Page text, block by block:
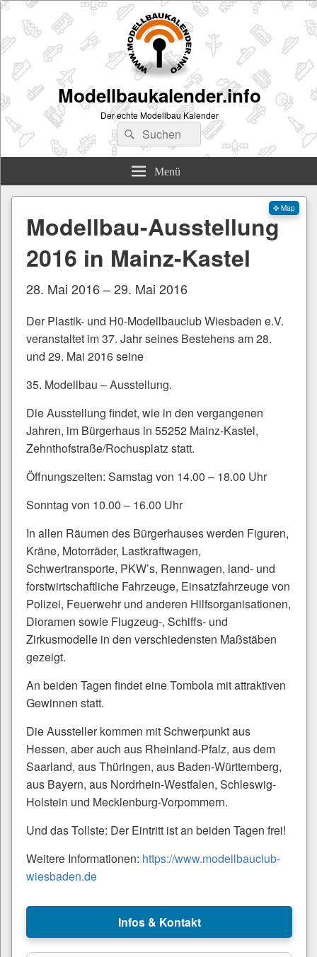
Modellbaukalender.info
Der echte Modellbau Kalender
Suchen
nach:
Suchen
Menü
✜ Map
Modellbau-Ausstellung
2016 in Mainz-Kastel
28. Mai 2016 – 29. Mai 2016
Der Plastik- und H0-Modellbauclub Wiesbaden e.V.
veranstaltet im 37. Jahr seines Bestehens am 28.
und 29. Mai 2016 seine
35. Modellbau – Ausstellung.
Die Ausstellung findet, wie in den vergangenen
Jahren, im Bürgerhaus in 55252 Mainz-Kastel,
Zehnthofstraße/Rochusplatz statt.
Öffnungszeiten: Samstag von 14.00 – 18.00 Uhr
Sonntag von 10.00 – 16.00 Uhr
In allen Räumen des Bürgerhauses werden Figuren,
Kräne, Motorräder, Lastkraftwagen,
Schwertransporte, PKW’s, Rennwagen, land- und
forstwirtschaftliche Fahrzeuge, Einsatzfahrzeuge von
Polizei, Feuerwehr und anderen Hilfsorganisationen,
Dioramen sowie Flugzeug-, Schiffs- und
Zirkusmodelle in den verschiedensten Maßstäben
gezeigt.
An beiden Tagen findet eine Tombola mit attraktiven
Gewinnen statt.
Die Aussteller kommen mit Schwerpunkt aus
Hessen, aber auch aus Rheinland-Pfalz, aus dem
Saarland, aus Thüringen, aus Baden-Württemberg,
aus Bayern, aus Nordrhein-Westfalen, Schleswig-
Holstein und Mecklenburg-Vorpommern.
Und das Tollste: Der Eintritt ist an beiden Tagen frei!
Weitere Informationen: https://www.modellbauclub-
wiesbaden.de
Infos & Kontakt